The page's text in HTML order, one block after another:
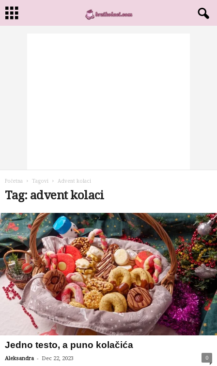
Početna Tagovi Advent kolaci
Tag: advent kolaci
Jedno testo, a puno kolačića
Aleksandra - Dec 22, 2023 0